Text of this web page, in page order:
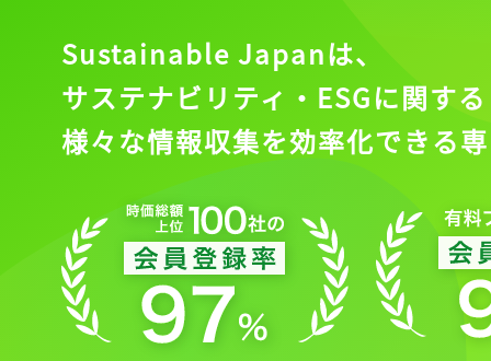
Sustainable Japanは、
サステナビリティ・ESGに関する
様々な情報収集を効率化できる